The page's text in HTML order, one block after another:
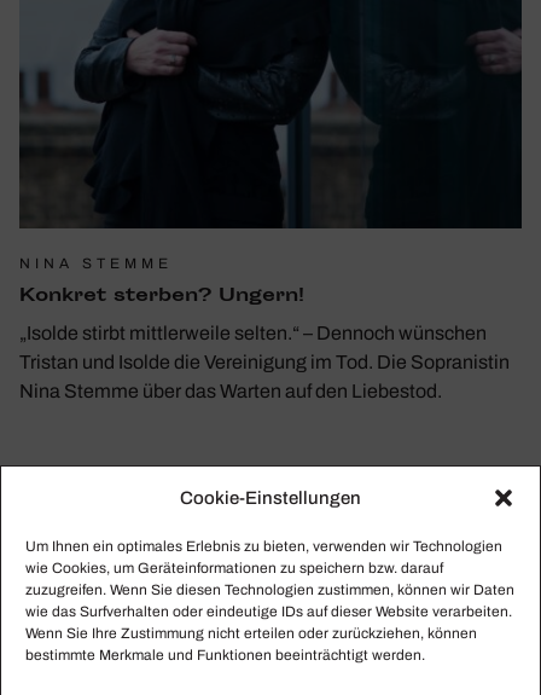
Cookie-Einstellungen
Um Ihnen ein optimales Erlebnis zu bieten, verwenden wir Technologien
wie Cookies, um Geräteinformationen zu speichern bzw. darauf
zuzugreifen. Wenn Sie diesen Technologien zustimmen, können wir Daten
wie das Surfverhalten oder eindeutige IDs auf dieser Website verarbeiten.
Wenn Sie Ihre Zustimmung nicht erteilen oder zurückziehen, können
bestimmte Merkmale und Funktionen beeinträchtigt werden.
NINA STEMME
Konkret sterben? Ungern!
„Isolde stirbt mittlerweile selten.“ – Dennoch wünschen
Tristan und Isolde die Vereinigung im Tod. Die Sopranistin
Nina Stemme über das Warten auf den Liebestod.